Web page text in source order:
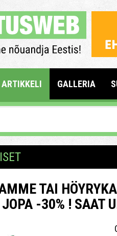
ARTIKKELI GALLERIA
TAI
-30% ! SAAT